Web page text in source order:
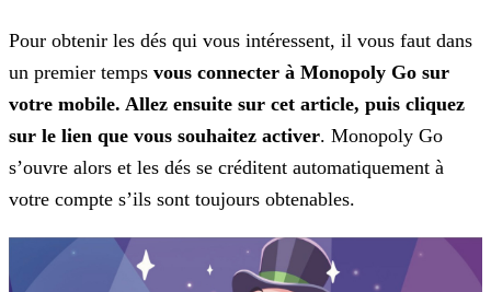
Pour obtenir les dés qui vous intéressent, il vous faut dans
un premier temps vous connecter à Monopoly Go sur
votre mobile. Allez ensuite sur cet article, puis cliquez
sur le lien que vous souhaitez activer. Monopoly Go
s’ouvre alors et les dés se créditent automatiquement à
votre compte s’ils sont toujours obtenables.